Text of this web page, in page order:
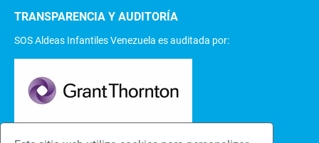
TRANSPARENCIA Y AUDITORÍA
SOS Aldeas Infantiles Venezuela es auditada por: